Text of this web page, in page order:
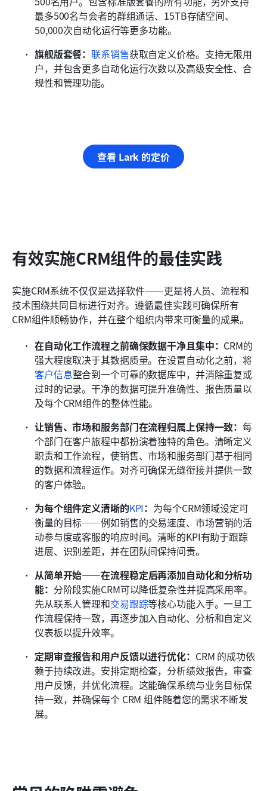
最多500名与会者的群组通话、15TB存储空间、
50,000次自动化运行等更多功能。
旗舰版套餐：联系销售获取自定义价格。支持无限用
户，并包含更多自动化运行次数以及高级安全性、合
规性和管理功能。
查看 Lark 的定价
有效实施CRM组件的最佳实践
实施CRM系统不仅仅是选择软件——更是将人员、流程和
技术围绕共同目标进行对齐。遵循最佳实践可确保所有
CRM组件顺畅协作，并在整个组织内带来可衡量的成果。
在自动化工作流程之前确保数据干净且集中： CRM的
强大程度取决于其数据质量。在设置自动化之前，将
客户信息整合到一个可靠的数据库中，并消除重复或
过时的记录。干净的数据可提升准确性、报告质量以
及每个CRM组件的整体性能。
让销售、市场和服务部门在流程归属上保持一致：每
个部门在客户旅程中都扮演着独特的角色。清晰定义
职责和工作流程，使销售、市场和服务部门基于相同
的数据和流程运作。对齐可确保无缝衔接并提供一致
的客户体验。
为每个组件定义清晰的KPI： 为每个CRM领域设定可
衡量的目标——例如销售的交易速度、市场营销的活
动参与度或客服的响应时间。清晰的KPI有助于跟踪
进展、识别差距，并在团队间保持问责。
从简单开始——在流程稳定后再添加自动化和分析功
能： 分阶段实施CRM可以降低复杂性并提高采用率。
先从联系人管理和交易跟踪等核心功能入手。一旦工
作流程保持一致，再逐步加入自动化、分析和自定义
仪表板以提升效率。
定期审查报告和用户反馈以进行优化： CRM 的成功依
赖于持续改进。安排定期检查，分析绩效报告，审查
用户反馈，并优化流程。这能确保系统与业务目标保
持一致，并确保每个 CRM 组件随着您的需求不断发
展。